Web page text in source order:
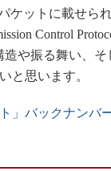
ケットに載せら
Control
造や振る舞い、
と思います。
」バックナンバ